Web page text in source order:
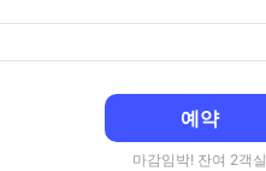
예약
마감임박! 잔여 2객실